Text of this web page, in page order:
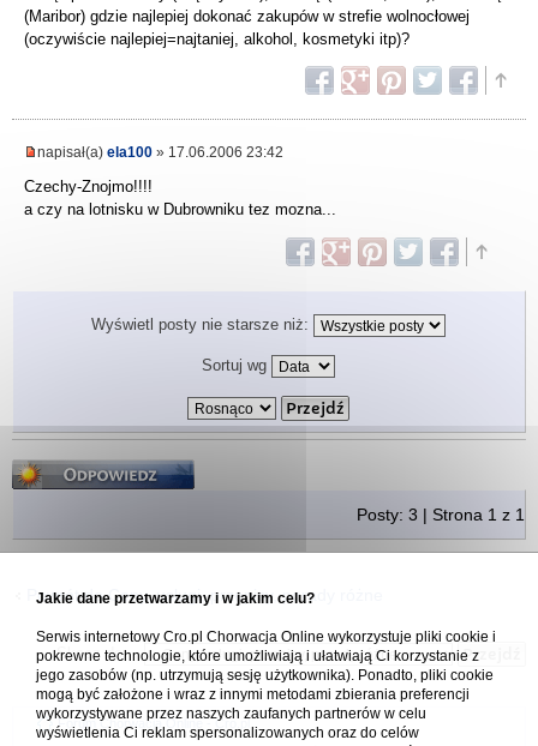
(Maribor) gdzie najlepiej dokonać zakupów w strefie wolnocłowej
(oczywiście najlepiej=najtaniej, alkohol, kosmetyki itp)?
napisał(a) ela100 » 17.06.2006 23:42
Czechy-Znojmo!!!!
a czy na lotnisku w Dubrowniku tez mozna...
Wyświetl posty nie starsze niż:
Sortuj wg
Odpowiedz
Posty: 3 | Strona 1 z 1
Powrót do Ceny, usługi, przepisy, porady różne
Skocz do:
Forum Chorwacja Online - Cro.pl
Jakie dane przetwarzamy i w jakim celu?
Serwis internetowy Cro.pl Chorwacja Online wykorzystuje pliki cookie i
pokrewne technologie, które umożliwiają i ułatwiają Ci korzystanie z
jego zasobów (np. utrzymują sesję użytkownika). Ponadto, pliki cookie
mogą być założone i wraz z innymi metodami zbierania preferencji
wykorzystywane przez naszych zaufanych partnerów w celu
wyświetlenia Ci reklam spersonalizowanych oraz do celów